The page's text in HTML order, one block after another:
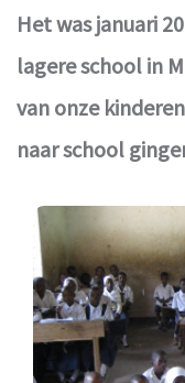
Het was januari
lagere school in
van onze
naar school